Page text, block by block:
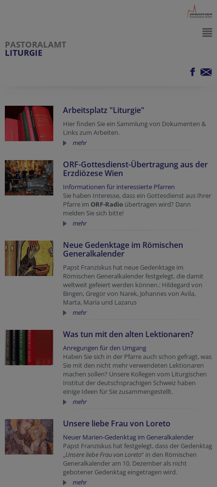
PASTORALAMT
LITURGIE
Arbeitsplatz "Liturgie"
Hier finden Sie ein Sammlung von Dokumenten &
Links zum Arbeiten.
mehr
ORF-Gottesdienst-Übertragung aus der
Erzdiözese Wien
Informationen für interessierte Pfarren
Sie haben Interesse, dass ein Gottesdienst aus Ihrer
Pfarre im ORF-Radio übertragen wird? Dann
melden Sie sich bitte!
mehr
Neue Gedenktage im Römischen
Generalkalender
Papst Franziskus hat neue Gedenktage im
Römischen Generalkalender festgelegt, die damit
weltweit gefeiert werden können.: Hildegard von
Bingen, Gregor von Narek, Johannes von Avila,
Marta, Maria und Lazarus
mehr
Was tun mit den alten Lektionaren?
Anregungen für den Umgang
Haben Sie sich in der Pfarre auch schon gefragt, was
Sie mit den nicht mehr verwendeten Lektionaren
machen sollen? Unsere Kollegen vom Liturgischen
Institut der deutschsprachigen Schweiz haben
einige Ideen für Sie zusammengestellt.
mehr
Unsere liebe Frau von Loreto
Neuer Marien-Gedenktag im Generalkalender
Papst Franziskus hat festgelegt, dass der Gedenktag
„Unsere liebe Frau von Loreto“ in den Römischen
Generalkalender am 10. Dezember als nicht
gebotener Gedenktag eingetragen wird.
mehr